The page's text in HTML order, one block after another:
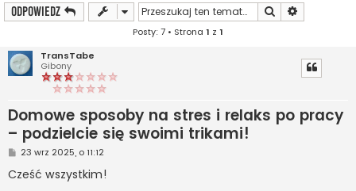
ODPOWIEDZ Szukaj
Posty: 7 • Strona 1 z 1
TransTabe
Gibony
Domowe sposoby na stres i relaks po pracy
– podzielcie się swoimi trikami!
P
s
t
23 wrz 2025, o 11:12
Cześć wszystkim!